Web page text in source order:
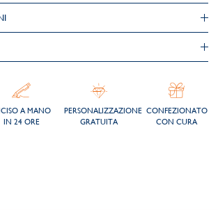
A MANO
IN 24 ORE
PERSONALIZZAZIONE
GRATUITA
CONFEZIONATO
CON CURA